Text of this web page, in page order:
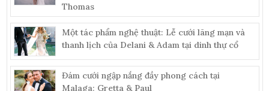
Thomas
Một tác phẩm nghệ thuật: Lễ cưới lãng mạn và
thanh lịch của Delani & Adam tại dinh thự cổ
Đám cưới ngập nắng đầy phong cách tại
Malaga: Gretta & Paul